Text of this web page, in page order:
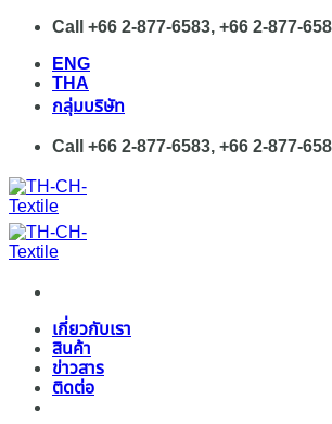
Skip
content
Call +66 2-877-6583, +66 2-877-
ENG
THA
กลุ่มบริษัท
Call +66 2-877-6583, +66 2-877-
เกี่ยวกับเรา
สินค้า
ข่าวสาร
ติดต่อ